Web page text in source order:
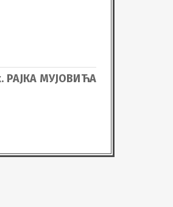
РАЈКА МУЈОВИЋА